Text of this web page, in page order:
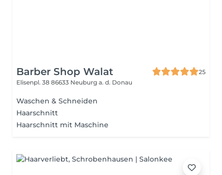
Barber Shop Walat
25
Elisenpl. 38 86633 Neuburg a. d. Donau
Waschen & Schneiden
Haarschnitt
Haarschnitt mit Maschine